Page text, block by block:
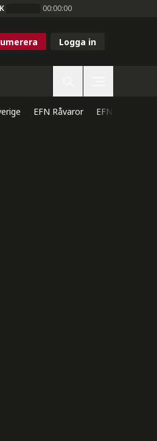
00:00:00
Logga in
EFN Råvaror EFN Direkt